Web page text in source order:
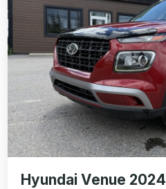
Hyundai Venue 2024